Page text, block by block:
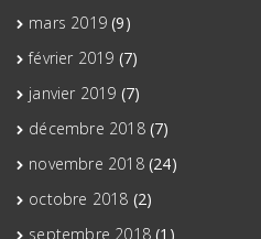
mars 2019 (9)
février 2019 (7)
janvier 2019 (7)
décembre 2018(7)
novembre 2018(24)
octobre 2018 (2)
septembre 2018 (1)